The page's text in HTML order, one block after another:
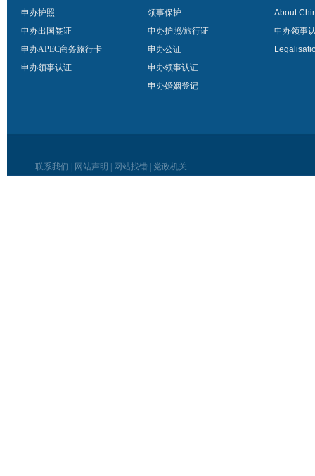
申办护照
申办出国签证
申办APEC商务旅行卡
申办领事认证
领事保护
申办护照/旅行证
申办公证
申办领事认证
申办婚姻登记
About
申办领事
联系我们 网站声明 网站找错 党政机关